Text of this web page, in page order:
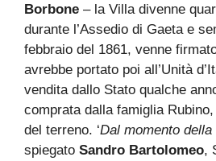
Borbone – la Villa divenne
durante l’Assedio di Gaeta e
febbraio del 1861, venne firmato
avrebbe portato poi all’Unità
vendita dallo Stato qualche
comprata dalla famiglia
del terreno. ‘Dal momento
spiegato Sandro Bartolomeo,